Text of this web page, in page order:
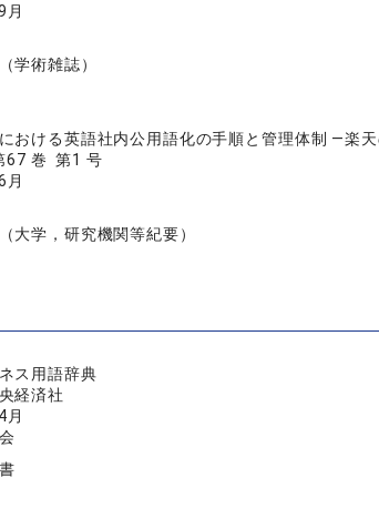
月
学術雑誌）
おける英語社内公用語化の手順と管理体制 ―楽
67 巻 第1 号
月
大学，研究機関等紀要）
ス用語辞典
経済社
月